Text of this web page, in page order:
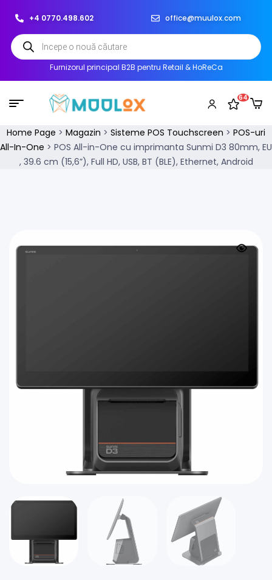
+4 0770.498.602 office@muulox.com
Furnizorul principal B2B pentru Retail & HoReCa
64
Home Page > Magazin > Sisteme POS Touchscreen > POS-uri
All-In-One > POS All-in-One cu imprimanta Sunmi D3 80mm, EU
, 39.6 cm (15,6”), Full HD, USB, BT (BLE), Ethernet, Android